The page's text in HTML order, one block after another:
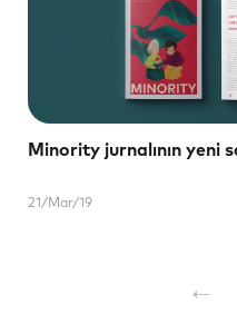
Minority jurnalının yeni
21/Mar/19